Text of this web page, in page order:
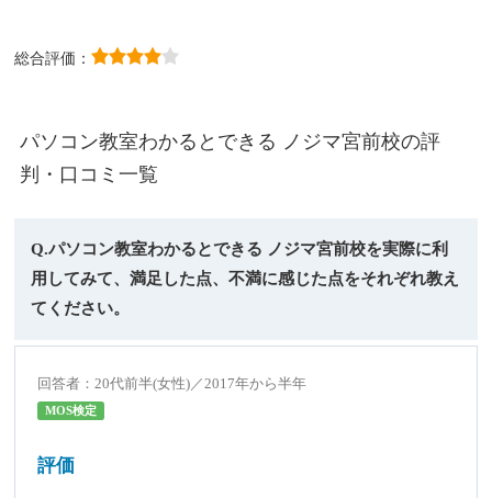
総合評価：
パソコン教室わかるとできる ノジマ宮前校の評
判・口コミ一覧
Q.パソコン教室わかるとできる ノジマ宮前校を実際に利
用してみて、満足した点、不満に感じた点をそれぞれ教え
てください。
回答者：20代前半(女性)／2017年から半年
MOS検定
評価